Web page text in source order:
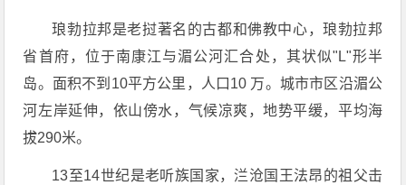
琅勃拉邦是老挝著名的古都和佛教中心，琅勃拉邦
省首府，位于南康江与湄公河汇合处，其状似"L"形半
岛。面积不到10平方公里，人口10 万。城市市区沿湄公
河左岸延伸，依山傍水，气候凉爽，地势平缓，平均海
拔290米。
13至14世纪是老听族国家，㳕沧国王法昂的祖父击